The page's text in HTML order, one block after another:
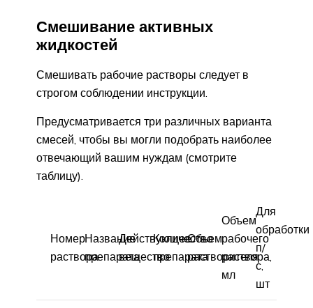
Смешивание активных
жидкостей
Смешивать рабочие растворы следует в
строгом соблюдении инструкции.
Предусматривается три различных варианта
смесей, чтобы вы могли подобрать наиболее
отвечающий вашим нуждам (смотрите
таблицу).
Номер
раствора
Название
препарата
Действующее
вещество
Количество
препарата
Объем
растворителя
Объем
рабочего
раствора,
мл
Для
обработки
п/
с,
шт